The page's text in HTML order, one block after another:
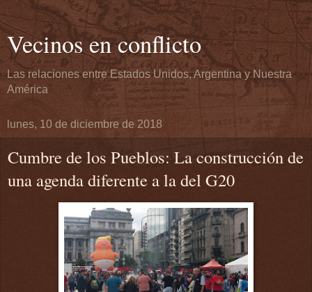
Vecinos en conflicto
Las relaciones entre Estados Unidos, Argentina y Nuestra
América
lunes, 10 de diciembre de 2018
Cumbre de los Pueblos: La construcción de
una agenda diferente a la del G20